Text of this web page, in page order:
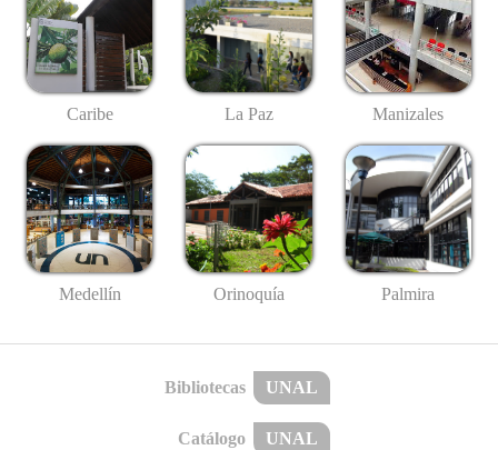
Caribe La Paz Manizales
Medellín Orinoquía Palmira
Bibliotecas UNAL
Catálogo UNAL